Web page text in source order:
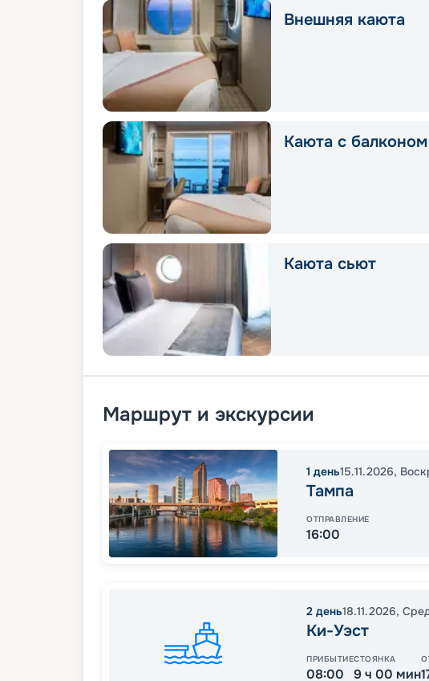
Внешняя каюта
Каюта с балконом
Каюта сьют
Маршрут и экскурсии
1 день15.11.2026,
Тампа
ОТПРАВЛЕНИЕ
16:00
2 день18.11.2026,
Ки-Уэст
ПРИБЫТИЕ
08:00
СТОЯНКА
9 ч 00 мин